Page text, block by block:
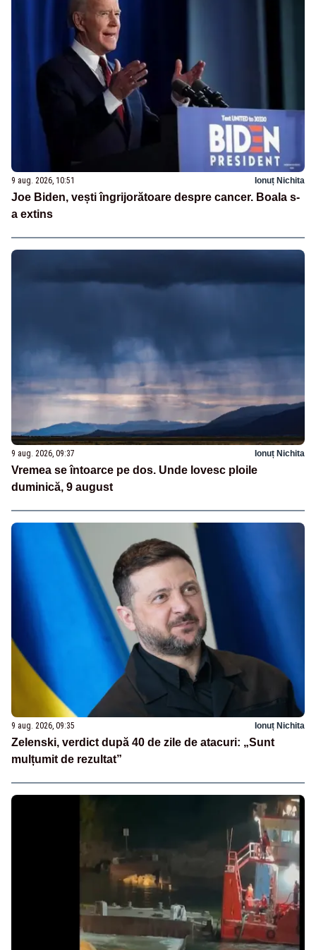
9 aug. 2026, 10:51 Ionuț Nichita
Joe Biden, vești îngrijorătoare despre cancer. Boala s-
a extins
9 aug. 2026, 09:37 Ionuț Nichita
Vremea se întoarce pe dos. Unde lovesc ploile
duminică, 9 august
9 aug. 2026, 09:35 Ionuț Nichita
Zelenski, verdict după 40 de zile de atacuri: „Sunt
mulțumit de rezultat”